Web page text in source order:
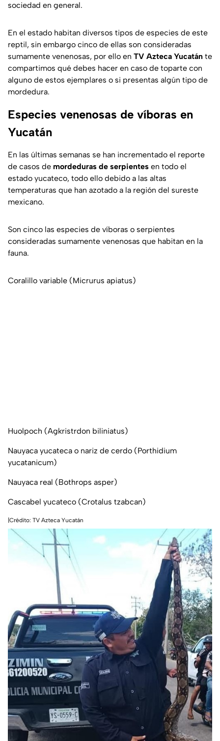
sociedad en general.
En el estado habitan diversos tipos de especies de este
reptil, sin embargo cinco de ellas son consideradas
sumamente venenosas, por ello en TV Azteca Yucatán te
compartimos qué debes hacer en caso de toparte con
alguno de estos ejemplares o si presentas algún tipo de
mordedura.
Especies venenosas de víboras en
Yucatán
En las últimas semanas se han incrementado el reporte
de casos de mordeduras de serpientes en todo el
estado yucateco, todo ello debido a las altas
temperaturas que han azotado a la región del sureste
mexicano.
Son cinco las especies de víboras o serpientes
consideradas sumamente venenosas que habitan en la
fauna.
Coralillo variable (Micrurus apiatus)
Huolpoch (Agkristrdon biliniatus)
Nauyaca yucateca o nariz de cerdo (Porthidium
yucatanicum)
Nauyaca real (Bothrops asper)
Cascabel yucateco (Crotalus tzabcan)
|Crédito: TV Azteca Yucatán